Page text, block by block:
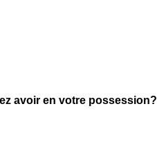
avoir en votre possession?